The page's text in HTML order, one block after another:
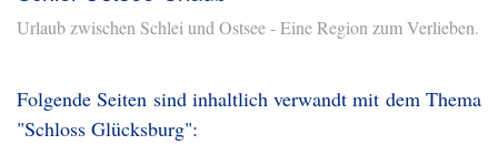
Urlaub zwischen Schlei und Ostsee - Eine Region zum Verlieben.
Folgende Seiten sind inhaltlich verwandt mit dem Thema
"Schloss Glücksburg":